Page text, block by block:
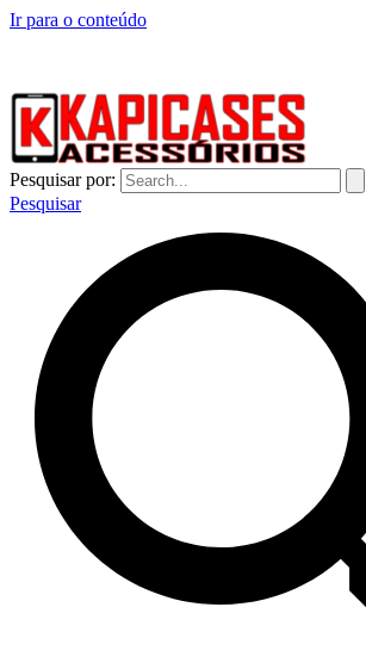
Ir para o conteúdo
Pesquisar por:
Pesquisar